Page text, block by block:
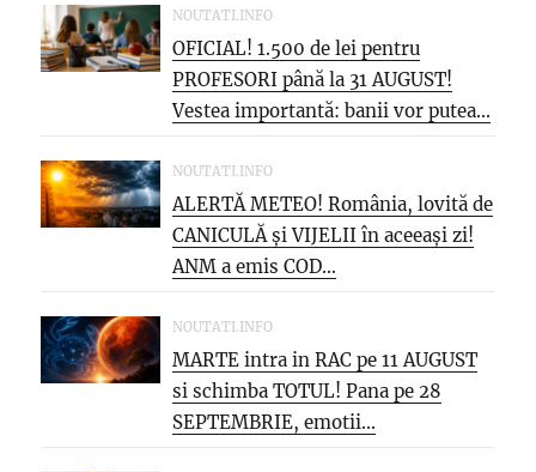
NOUTATI.INFO
OFICIAL! 1.500 de lei pentru
PROFESORI până la 31 AUGUST!
Vestea importantă: banii vor putea...
NOUTATI.INFO
ALERTĂ METEO! România, lovită de
CANICULĂ și VIJELII în aceeași zi!
ANM a emis COD...
NOUTATI.INFO
MARTE intra in RAC pe 11 AUGUST
si schimba TOTUL! Pana pe 28
SEPTEMBRIE, emotii...